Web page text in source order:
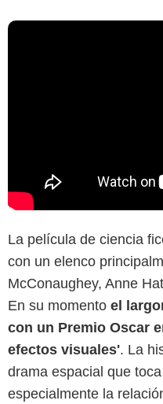
La película de ciencia
con un elenco
McConaughey, Anne
En su momento el
con un Premio Oscar
efectos visuales'. La
drama espacial que
especialmente la